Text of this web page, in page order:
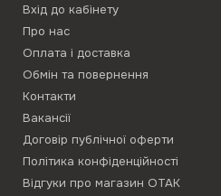
Вхід до кабінету
Про нас
Оплата і доставка
Обмін та повернення
Контакти
Вакансії
Договір публічної оферти
Політика конфіденційності
Відгуки про магазин ОТАК